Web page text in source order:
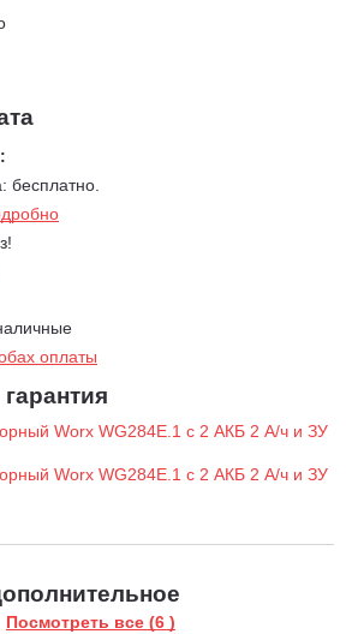
бесплатно.
оплаты
Посмотреть все (6 )